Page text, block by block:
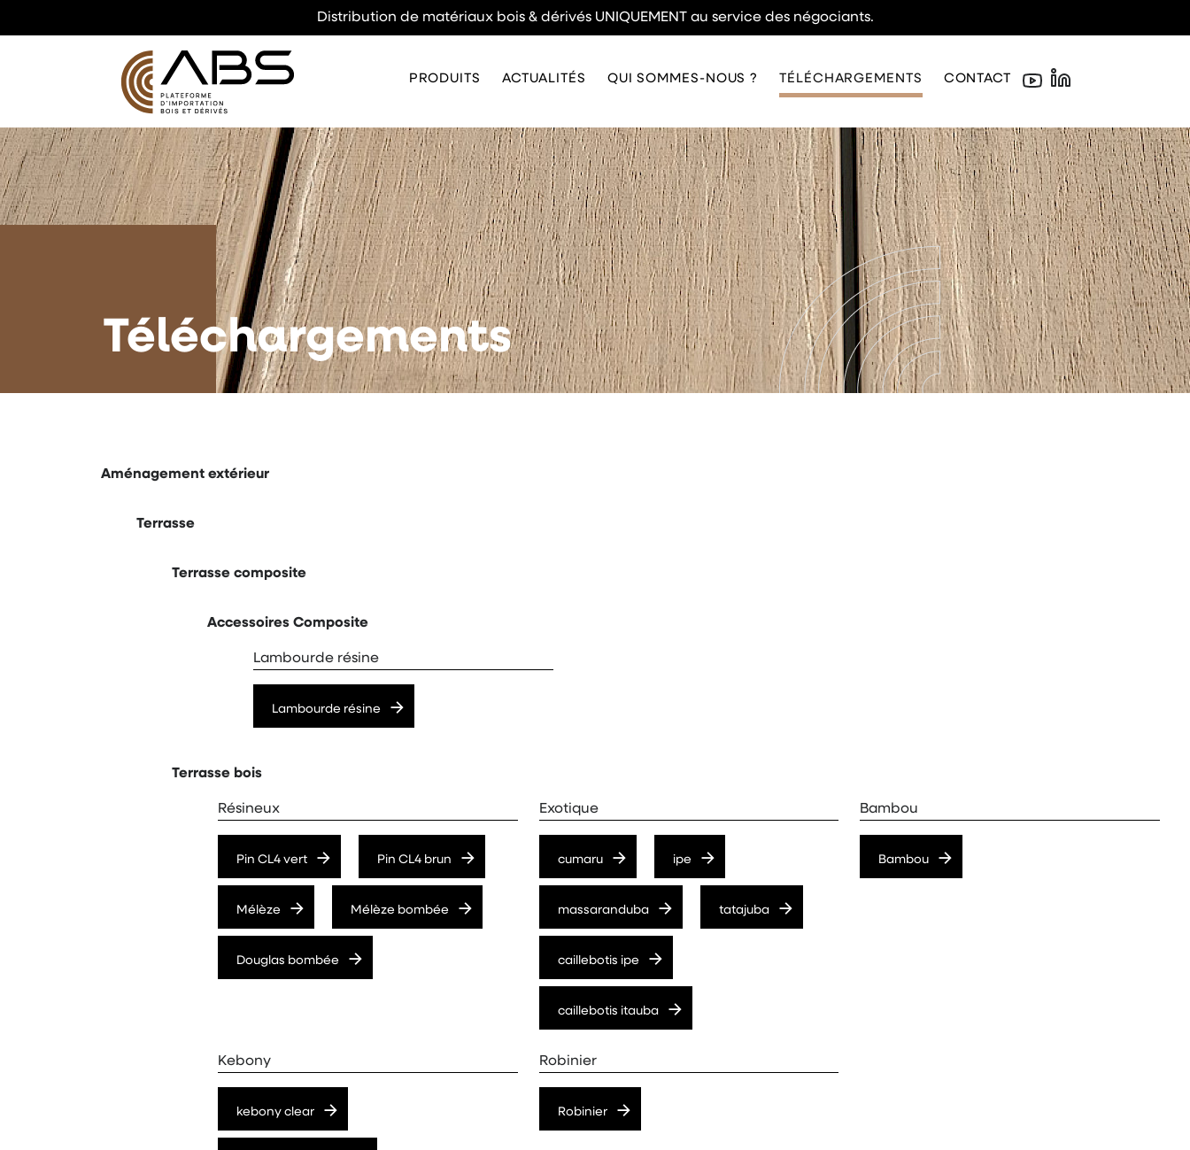
Distribution de matériaux bois & dérivés UNIQUEMENT au service des négociants.
PRODUITS ACTUALITÉS QUI SOMMES-NOUS ? TÉLÉCHARGEMENTS CONTACT
Téléchargements
Aménagement extérieur
Terrasse
Terrasse composite
Accessoires Composite
Lambourde résine
Lambourde résine
Terrasse bois
Résineux
Pin CL4 vert Pin CL4 brun
Mélèze Mélèze bombée
Douglas bombée
Exotique
cumaru ipe
massaranduba tatajuba
caillebotis ipe
caillebotis itauba
Bambou
Bambou
Kebony
kebony clear
Robinier
Robinier